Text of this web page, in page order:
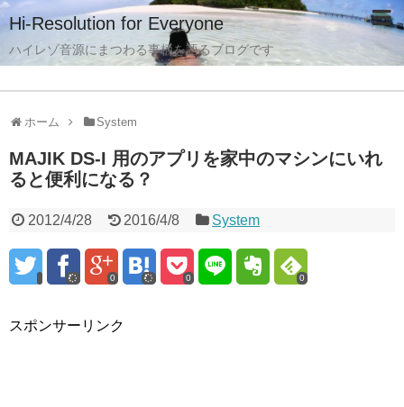
Hi-Resolution for Everyone
ハイレゾ音源にまつわる事柄を語るブログです
ホーム System
MAJIK DS-I 用のアプリを家中のマシンにいれ
ると便利になる？
2012/4/28 2016/4/8 System
0 0 0
スポンサーリンク